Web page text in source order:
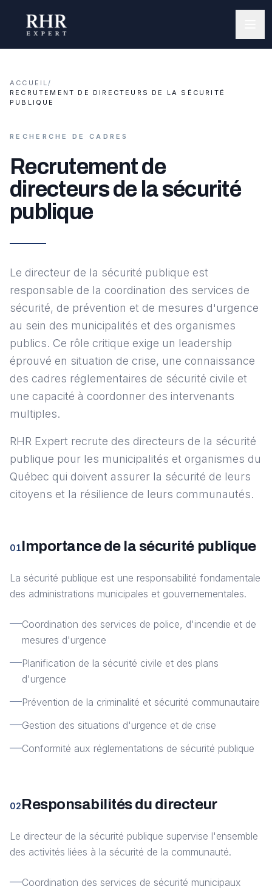
ACCUEIL/
RECRUTEMENT DE DIRECTEURS DE LA SÉCURITÉ
PUBLIQUE
RECHERCHE DE CADRES
Recrutement de
directeurs de la sécurité
publique
Le directeur de la sécurité publique est
responsable de la coordination des services de
sécurité, de prévention et de mesures d'urgence
au sein des municipalités et des organismes
publics. Ce rôle critique exige un leadership
éprouvé en situation de crise, une connaissance
des cadres réglementaires de sécurité civile et
une capacité à coordonner des intervenants
multiples.
RHR Expert recrute des directeurs de la sécurité
publique pour les municipalités et organismes du
Québec qui doivent assurer la sécurité de leurs
citoyens et la résilience de leurs communautés.
01Importance de la sécurité publique
La sécurité publique est une responsabilité fondamentale
des administrations municipales et gouvernementales.
Coordination des services de police, d'incendie et de
mesures d'urgence
Planification de la sécurité civile et des plans
d'urgence
Prévention de la criminalité et sécurité communautaire
Gestion des situations d'urgence et de crise
Conformité aux réglementations de sécurité publique
02Responsabilités du directeur
Le directeur de la sécurité publique supervise l'ensemble
des activités liées à la sécurité de la communauté.
Coordination des services de sécurité municipaux